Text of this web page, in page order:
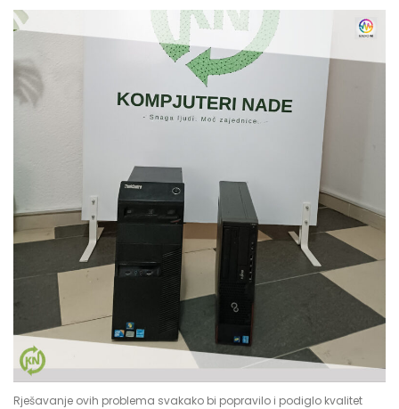
Rješavanje ovih problema svakako bi popravilo i podiglo kvalitet